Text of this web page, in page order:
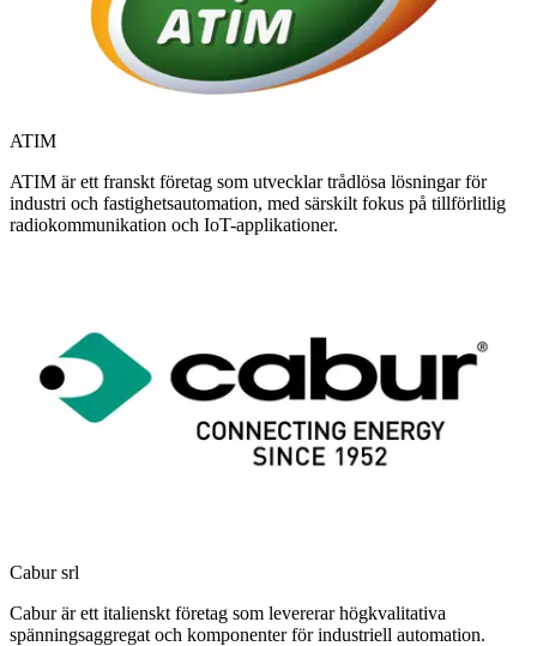
ATIM
ATIM är ett franskt företag som utvecklar trådlösa lösningar för
industri och fastighetsautomation, med särskilt fokus på tillförlitlig
radiokommunikation och IoT-applikationer.
Cabur srl
Cabur är ett italienskt företag som levererar högkvalitativa
spänningsaggregat och komponenter för industriell automation.